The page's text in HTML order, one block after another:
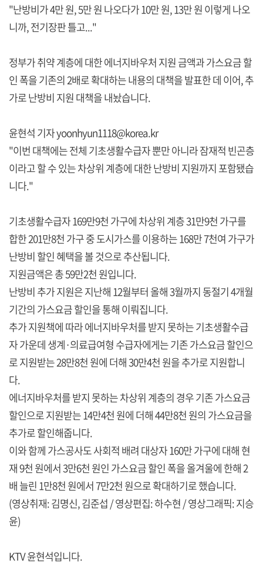
"난방비가 4만 원, 5만 원 나오다가 10만 원, 13만 원 이렇게 나오
니까, 전기장판 틀고..."
정부가 취약 계층에 대한 에너지바우처 지원 금액과 가스요금 할
인 폭을 기존의 2배로 확대하는 내용의 대책을 발표한 데 이어, 추
가로 난방비 지원 대책을 내놨습니다.
윤현석 기자 yoonhyun1118@korea.kr
"이번 대책에는 전체 기초생활수급자 뿐만 아니라 잠재적 빈곤층
이라고 할 수 있는 차상위 계층에 대한 난방비 지원까지 포함됐습
니다."
기초생활수급자 169만9천 가구에 차상위 계층 31만9천 가구를
합한 201만8천 가구 중 도시가스를 이용하는 168만 7천여 가구가
난방비 할인 혜택을 볼 것으로 추산됩니다.
지원금액은 총 59만2천 원입니다.
난방비 추가 지원은 지난해 12월부터 올해 3월까지 동절기 4개월
기간의 가스요금 할인을 통해 이뤄집니다.
추가 지원책에 따라 에너지바우처를 받지 못하는 기초생활수급
자 가운데 생계·의료급여형 수급자에게는 기존 가스요금 할인으
로 지원받는 28만8천 원에 더해 30만4천 원을 추가로 지원합니
다.
에너지바우처를 받지 못하는 차상위 계층의 경우 기존 가스요금
할인으로 지원받는 14만4천 원에 더해 44만8천 원의 가스요금을
추가로 할인해줍니다.
이와 함께 가스공사도 사회적 배려 대상자 160만 가구에 대해 현
재 9천 원에서 3만6천 원인 가스요금 할인 폭을 올겨울에 한해 2
배 늘린 1만8천 원에서 7만2천 원으로 확대하기로 했습니다.
(영상취재: 김명신, 김준섭 / 영상편집: 하수현 / 영상그래픽: 지승
윤)
KTV 윤현석입니다.